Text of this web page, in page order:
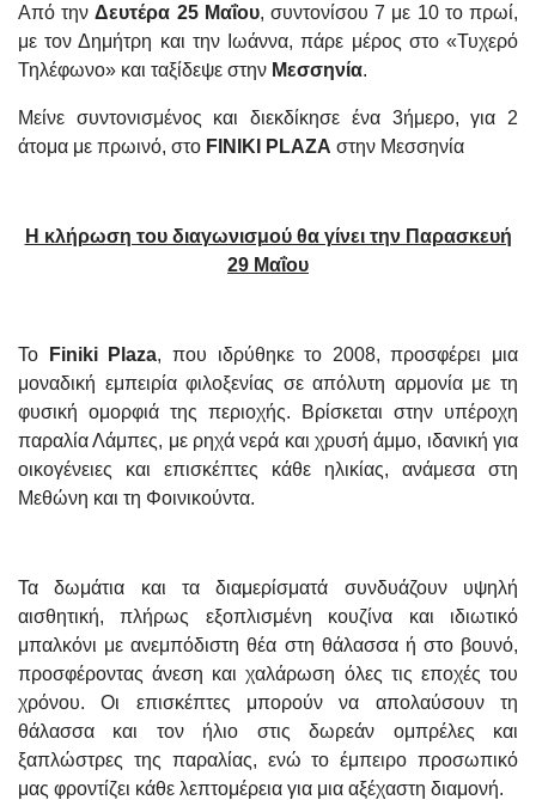
Από τηνΔευτέρα 25 Μαΐου, συντονίσου 7 με 10 το πρωί,
με τον Δημήτρη και την Ιωάννα, πάρε μέρος στο «Τυχερό
Τηλέφωνο» και ταξίδεψε στην Μεσσηνία.
Μείνε συντονισμένος και διεκδίκησε ένα 3ήμερο, για 2
άτομα με πρωινό, στο FINIKI PLAZA στην Μεσσηνία
Η κλήρωση του διαγωνισμού θα γίνει την Παρασκευή
29 Μαΐου
Το Finiki Plaza, που ιδρύθηκε το 2008, προσφέρει μια
μοναδική εμπειρία φιλοξενίας σε απόλυτη αρμονία με τη
φυσική ομορφιά της περιοχής. Βρίσκεται στην υπέροχη
παραλία Λάμπες, με ρηχά νερά και χρυσή άμμο, ιδανική για
οικογένειες και επισκέπτες κάθε ηλικίας, ανάμεσα στη
Μεθώνη και τη Φοινικούντα.
Τα δωμάτια και τα διαμερίσματά συνδυάζουν υψηλή
αισθητική, πλήρως εξοπλισμένη κουζίνα και ιδιωτικό
μπαλκόνι με ανεμπόδιστη θέα στη θάλασσα ή στο βουνό,
προσφέροντας άνεση και χαλάρωση όλες τις εποχές του
χρόνου. Οι επισκέπτες μπορούν να απολαύσουν τη
θάλασσα και τον ήλιο στις δωρεάν ομπρέλες και
ξαπλώστρες της παραλίας, ενώ το έμπειρο προσωπικό
μας φροντίζει κάθε λεπτομέρεια για μια αξέχαστη διαμονή.